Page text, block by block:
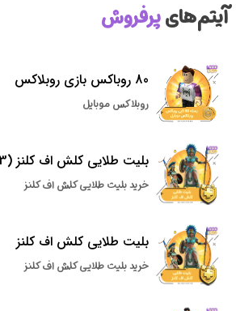
آیتم‌هایپرفروش
80 روباکس بازی روبلاکس
روبلاکس موبایل
بلیت طلایی کلش اف کلنز (3 دلاری)
خرید بلیت طلایی کلش اف کلنز
بلیت طلایی کلش اف کلنز
خرید بلیت طلایی کلش اف کلنز